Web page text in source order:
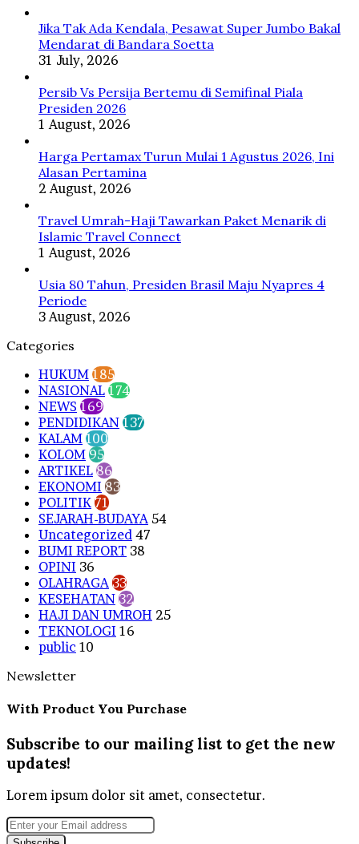
Hutan
Merdeka
Hingga
Pelestarian
Orangutan
Tapanuli
Jika Tak Ada Kendala, Pesawat Super Jumbo Bakal
Mendarat di Bandara Soetta
31 July, 2026
Persib Vs Persija Bertemu di Semifinal Piala
Presiden 2026
1 August, 2026
Harga Pertamax Turun Mulai 1 Agustus 2026, Ini
Alasan Pertamina
2 August, 2026
Travel Umrah-Haji Tawarkan Paket Menarik di
Islamic Travel Connect
1 August, 2026
Usia 80 Tahun, Presiden Brasil Maju Nyapres 4
Periode
3 August, 2026
Categories
HUKUM 185
NASIONAL 174
NEWS 169
PENDIDIKAN 137
KALAM 100
KOLOM 95
ARTIKEL 86
EKONOMI 83
POLITIK 71
SEJARAH-BUDAYA 54
Uncategorized 47
BUMI REPORT 38
OPINI 36
OLAHRAGA 33
KESEHATAN 32
HAJI DAN UMROH 25
TEKNOLOGI 16
public 10
Newsletter
With Product You Purchase
Subscribe to our mailing list to get the new
updates!
Lorem ipsum dolor sit amet, consectetur.
Enter
your